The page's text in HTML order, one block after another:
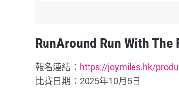
RunAround Run With The
報名連結： https://joymiles.hk/
比賽日期：2025年10月5日